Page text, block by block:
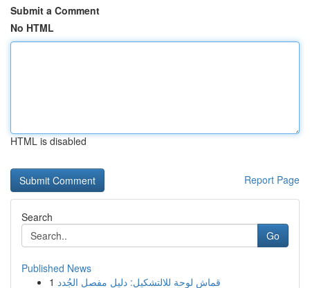
Submit a Comment
No HTML
HTML is disabled
Report Page
Search
Go
Published News
1 قماش لوحة للالتشكيل: دليل مفصل الجُدد